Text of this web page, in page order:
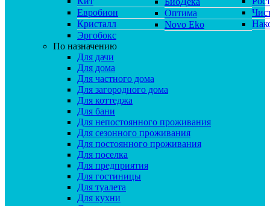
Евробион
Кристалл
Эргобокс
Оптима
Novo Eko
По назначению
Для дачи
Для дома
Для частного дома
Для загородного дома
Для коттеджа
Для бани
Для непостоянного проживания
Для сезонного проживания
Для постоянного проживания
Для поселка
Для предприятия
Для гостиницы
Для туалета
Для кухни